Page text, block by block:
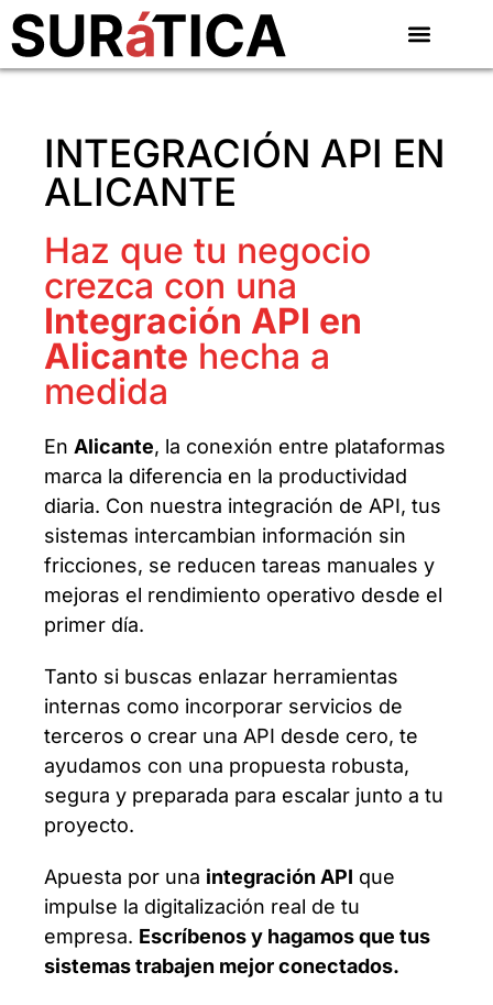
INTEGRACIÓN API EN
ALICANTE
Haz que tu negocio
crezca con una
Integración API en
Alicante hecha a
medida
En Alicante, la conexión entre plataformas
marca la diferencia en la productividad
diaria. Con nuestra integración de API, tus
sistemas intercambian información sin
fricciones, se reducen tareas manuales y
mejoras el rendimiento operativo desde el
primer día.
Tanto si buscas enlazar herramientas
internas como incorporar servicios de
terceros o crear una API desde cero, te
ayudamos con una propuesta robusta,
segura y preparada para escalar junto a tu
proyecto.
Apuesta por una integración API que
impulse la digitalización real de tu
empresa. Escríbenos y hagamos que tus
sistemas trabajen mejor conectados.